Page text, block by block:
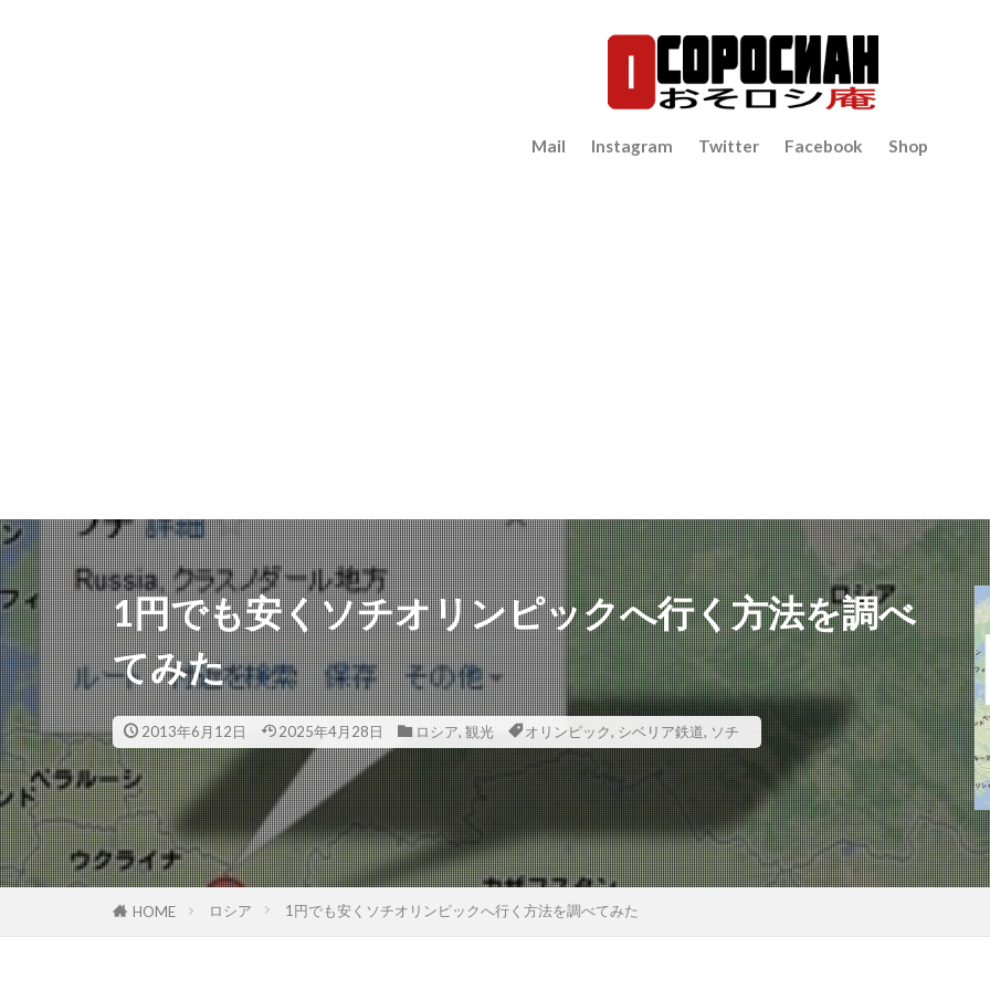
Mail Instagram Twitter Facebook Shop
1円でも安くソチオリンピックへ行く方法を調べ
てみた
2013年6月12日 2025年4月28日 ロシア, 観光 オリンピック, シベリア鉄道, ソチ
HOME ロシア 1円でも安くソチオリンピックへ行く方法を調べてみた